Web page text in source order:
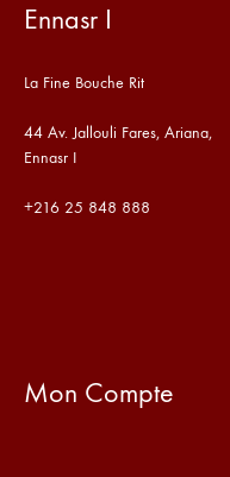
Ennasr I
La Fine Bouche Rit
44 Av. Jallouli Fares, Ariana,
Ennasr I
+216 25 848 888
Mon Compte